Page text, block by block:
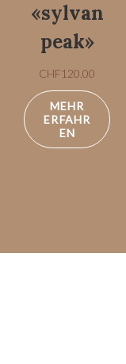
«sylvan
peak»
CHF120.00
MEHR
ERFAHR
EN